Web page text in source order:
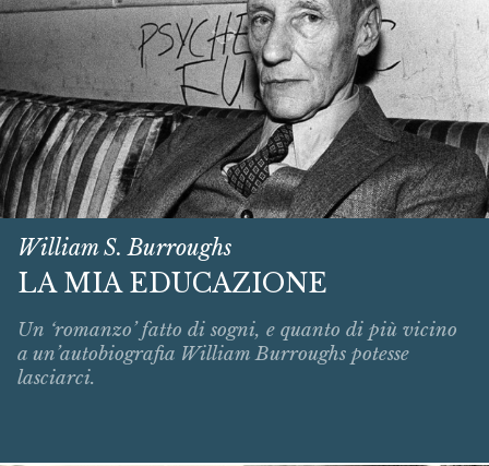
William S. Burroughs
LA MIA EDUCAZIONE
Un ‘romanzo’ fatto di sogni, e quanto di più vicino
a un’autobiografia William Burroughs potesse
lasciarci.